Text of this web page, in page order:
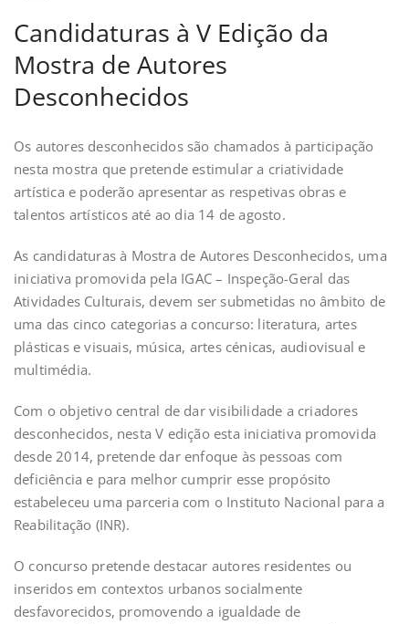
Candidaturas à V Edição da
Mostra de Autores
Desconhecidos
Os autores desconhecidos são chamados à participação
nesta mostra que pretende estimular a criatividade
artística e poderão apresentar as respetivas obras e
talentos artísticos até ao dia 14 de agosto.
As candidaturas à Mostra de Autores Desconhecidos, uma
iniciativa promovida pela IGAC – Inspeção-Geral das
Atividades Culturais, devem ser submetidas no âmbito de
uma das cinco categorias a concurso: literatura, artes
plásticas e visuais, música, artes cénicas, audiovisual e
multimédia.
Com o objetivo central de dar visibilidade a criadores
desconhecidos, nesta V edição esta iniciativa promovida
desde 2014, pretende dar enfoque às pessoas com
deficiência e para melhor cumprir esse propósito
estabeleceu uma parceria com o Instituto Nacional para a
Reabilitação (INR).
O concurso pretende destacar autores residentes ou
inseridos em contextos urbanos socialmente
desfavorecidos, promovendo a igualdade de